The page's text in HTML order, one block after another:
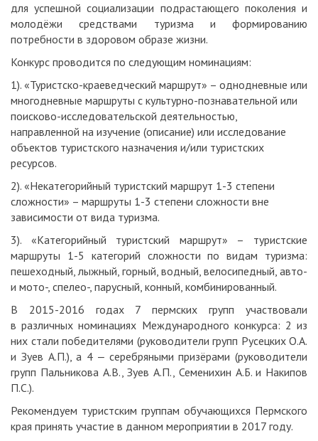
для успешной социализации подрастающего поколения и
молодёжи средствами туризма и формированию
потребности в здоровом образе жизни.
Конкурс проводится по следующим номинациям:
1). «Туристско-краеведческий маршрут» – однодневные или
многодневные маршруты с культурно-познавательной или
поисково-исследовательской деятельностью,
направленной на изучение (описание) или исследование
объектов туристского назначения и/или туристских
ресурсов.
2). «Некатегорийный туристский маршрут 1-3 степени
сложности» – маршруты 1-3 степени сложности вне
зависимости от вида туризма.
3). «Категорийный туристский маршрут» – туристские
маршруты 1-5 категорий сложности по видам туризма:
пешеходный, лыжный, горный, водный, велосипедный, авто-
и мото-, спелео-, парусный, конный, комбинированный.
В 2015-2016 годах 7 пермских групп участвовали
в различных номинациях Международного конкурса: 2 из
них стали победителями (руководители групп Русецких О.А.
и Зуев А.П.), а 4 ‒ серебряными призёрами (руководители
групп Пальникова А.В., Зуев А.П., Семенихин А.Б. и Накипов
П.С.).
Рекомендуем туристским группам обучающихся Пермского
края принять участие в данном мероприятии в 2017 году.